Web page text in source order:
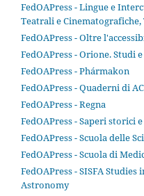
FedOAPress - Lingue e
Teatrali e
FedOAPress - Oltre
FedOAPress - Orione.
FedOAPress - Phármakon
FedOAPress - Quaderni di
FedOAPress - Regna
FedOAPress - Saperi storici
FedOAPress - Scuola delle
FedOAPress - Scuola di
FedOAPress - SISFA
Astronomy